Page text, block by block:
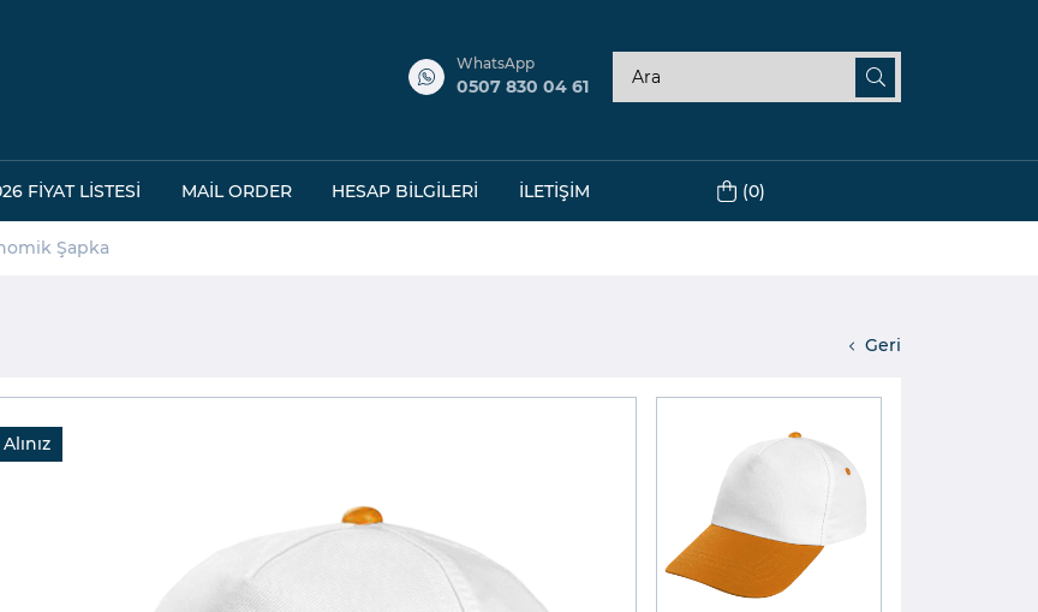
WhatsApp
0507 830 04 61
FIYAT LISTESI MAIL ORDER HESAP BILGILERI İLETIŞIM (0)
Şapka
Geri